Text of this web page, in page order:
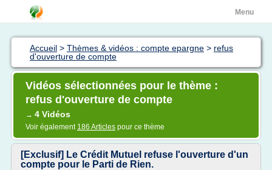
Menu
Accueil > Thèmes & vidéos : compte epargne > refus
d'ouverture de compte
Vidéos sélectionnées pour le thème :
refus d'ouverture de compte
→ 4 Vidéos
Voir également 186 Articles pour ce thème
[Exclusif] Le Crédit Mutuel refuse l'ouverture d'un
compte pour le Parti de Rien.